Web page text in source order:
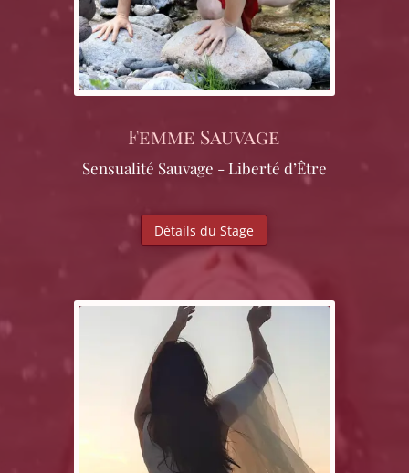
Femme Sauvage
Sensualité Sauvage - Liberté d’Être
Détails du Stage